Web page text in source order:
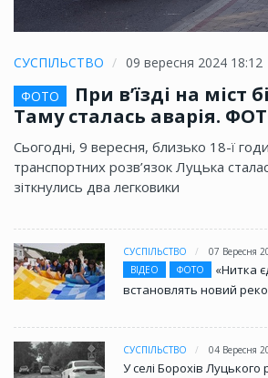
СУСПІЛЬСТВО
09 вересня 2024 18:12
ФОТО
При в’їзді на міст
Таму сталась аварія.
Сьогодні, 9 вересня, близько 18-ї
транспортних розв’язок Луцька
зіткнулись два легковики
СУСПІЛЬСТВО
07 Вересня
ВІДЕО
ФОТО
«Нитка
встановлять новий
СУСПІЛЬСТВО 04 Вересня
У селі Борохів